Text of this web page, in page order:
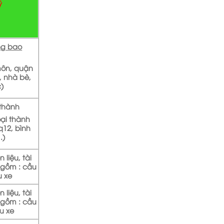
bao
quận
nhà bè,
thành
bình
liệu, tài
: cầu
xe
liệu, tài
: cầu
xe